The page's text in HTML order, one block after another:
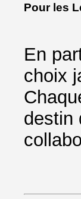
Pour les
En
choix
destin